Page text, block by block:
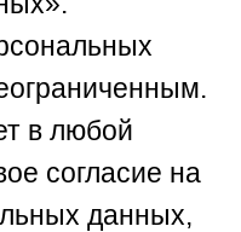
в любой
согласие на
данных,